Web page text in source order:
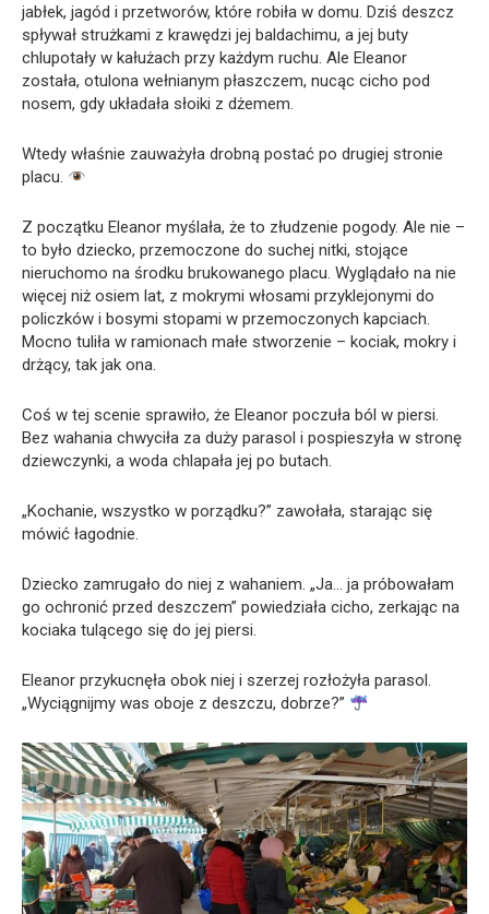
jabłek, jagód i przetworów, które robiła w domu. Dziś deszcz
spływał strużkami z krawędzi jej baldachimu, a jej buty
chlupotały w kałużach przy każdym ruchu. Ale Eleanor
została, otulona wełnianym płaszczem, nucąc cicho pod
nosem, gdy układała słoiki z dżemem.
Wtedy właśnie zauważyła drobną postać po drugiej stronie
placu.
Z początku Eleanor myślała, że to złudzenie pogody. Ale nie –
to było dziecko, przemoczone do suchej nitki, stojące
nieruchomo na środku brukowanego placu. Wyglądało na nie
więcej niż osiem lat, z mokrymi włosami przyklejonymi do
policzków i bosymi stopami w przemoczonych kapciach.
Mocno tuliła w ramionach małe stworzenie – kociak, mokry i
drżący, tak jak ona.
Coś w tej scenie sprawiło, że Eleanor poczuła ból w piersi.
Bez wahania chwyciła za duży parasol i pospieszyła w stronę
dziewczynki, a woda chlapała jej po butach.
„Kochanie, wszystko w porządku?” zawołała, starając się
mówić łagodnie.
Dziecko zamrugało do niej z wahaniem. „Ja… ja próbowałam
go ochronić przed deszczem” powiedziała cicho, zerkając na
kociaka tulącego się do jej piersi.
Eleanor przykucnęła obok niej i szerzej rozłożyła parasol.
„Wyciągnijmy was oboje z deszczu, dobrze?”